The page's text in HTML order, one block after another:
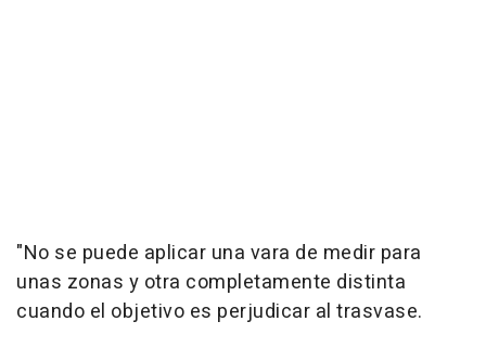
"No se puede aplicar una vara de medir para
unas zonas y otra completamente distinta
cuando el objetivo es perjudicar al trasvase.